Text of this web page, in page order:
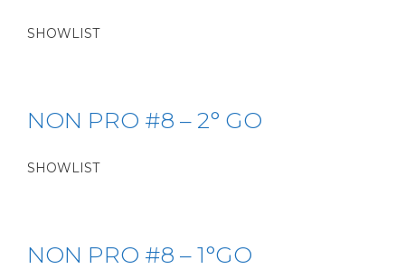
SHOWLIST
NON PRO #8 – 2° GO
SHOWLIST
NON PRO #8 – 1°GO